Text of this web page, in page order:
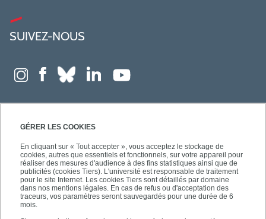
GÉRER LES COOKIES
En cliquant sur « Tout accepter », vous acceptez le stockage de
cookies, autres que essentiels et fonctionnels, sur votre appareil pour
réaliser des mesures d'audience à des fins statistiques ainsi que de
publicités (cookies Tiers). L'université est responsable de traitement
pour le site Internet. Les cookies Tiers sont détaillés par domaine
dans nos mentions légales. En cas de refus ou d'acceptation des
traceurs, vos paramètres seront sauvegardés pour une durée de 6
mois.
SUIVEZ-NOUS